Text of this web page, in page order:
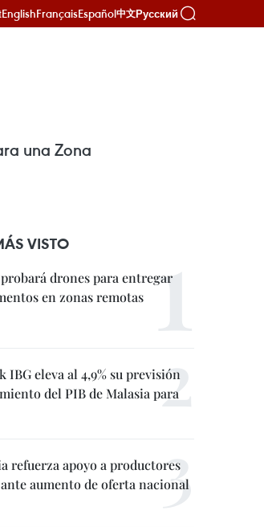
EnglishFrançaisEspañol中文Русский
una Zona
VISTO
drones para entregar
en zonas remotas
IBG eleva al 4,9% su previsión
del PIB de Malasia para
refuerza apoyo a productores
aumento de oferta nacional